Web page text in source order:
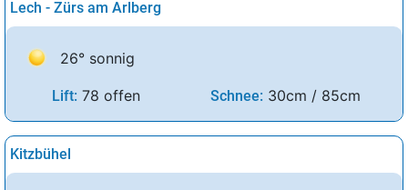
Lech - Zürs am Arlberg
26° sonnig
Lift: 78 offen Schnee: 30cm / 85cm
Kitzbühel